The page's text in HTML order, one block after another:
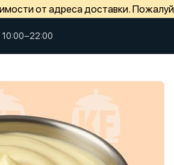
от адреса доставки.
10:00−22:00